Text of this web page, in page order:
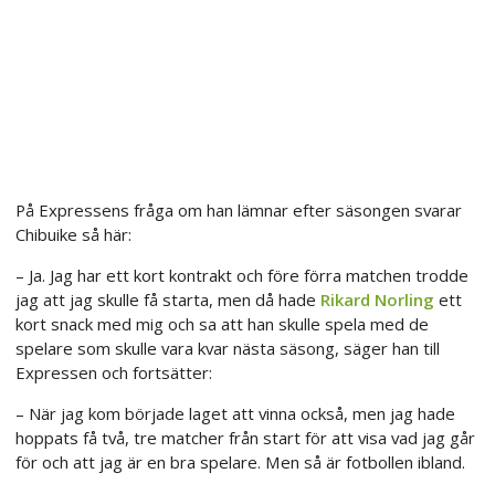
På Expressens fråga om han lämnar efter säsongen svarar
Chibuike så här:
– Ja. Jag har ett kort kontrakt och före förra matchen trodde
jag att jag skulle få starta, men då hade Rikard Norling ett
kort snack med mig och sa att han skulle spela med de
spelare som skulle vara kvar nästa säsong, säger han till
Expressen och fortsätter:
– När jag kom började laget att vinna också, men jag hade
hoppats få två, tre matcher från start för att visa vad jag går
för och att jag är en bra spelare. Men så är fotbollen ibland.